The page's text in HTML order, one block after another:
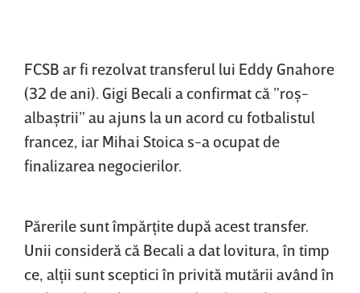
FCSB ar fi rezolvat transferul lui Eddy Gnahore
(32 de ani). Gigi Becali a confirmat că ”roş-
albaştrii” au ajuns la un acord cu fotbalistul
francez, iar Mihai Stoica s-a ocupat de
finalizarea negocierilor.
Părerile sunt împărţite după acest transfer.
Unii consideră că Becali a dat lovitura, în timp
ce, alţii sunt sceptici în privită mutării având în